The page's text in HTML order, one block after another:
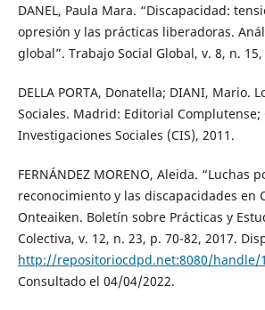
DANEL, Paula Mara. “Discapacidad:
opresión y las prácticas liberadoras.
global”. Trabajo Social Global, v. 8, n.
DELLA PORTA, Donatella; DIANI, Mario.
Sociales. Madrid: Editorial Complutense;
Investigaciones Sociales (CIS), 2011.
FERNÁNDEZ MORENO, Aleida. “Luchas
reconocimiento y las discapacidades en
Onteaiken. Boletín sobre Prácticas y
Colectiva, v. 12, n. 23, p. 70-82, 2017.
http://repositoriocdpd.net:8080/handle/
Consultado el 04/04/2022.